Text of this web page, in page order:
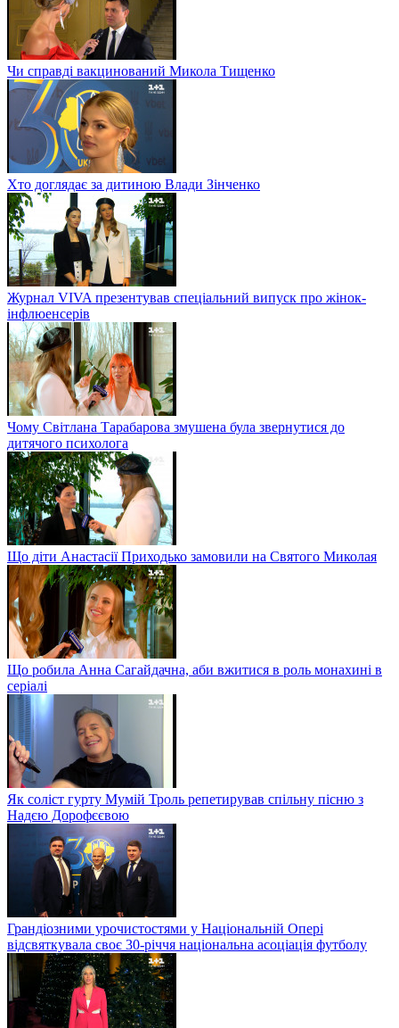
Чи справді вакцинований Микола Тищенко
Хто доглядає за дитиною Влади Зінченко
Журнал VIVA презентував спеціальний випуск про жінок-
інфлюенсерів
Чому Світлана Тарабарова змушена була звернутися до
дитячого психолога
Що діти Анастасії Приходько замовили на Святого Миколая
Що робила Анна Сагайдачна, аби вжитися в роль монахині в
серіалі
Як соліст гурту Мумій Троль репетирував спільну пісню з
Надєю Дорофєєвою
Грандіозними урочистостями у Національній Опері
відсвяткувала своє 30-річчя національна асоціація футболу